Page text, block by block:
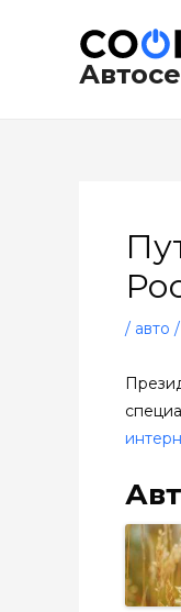
содержимому
/ авто
по
записям